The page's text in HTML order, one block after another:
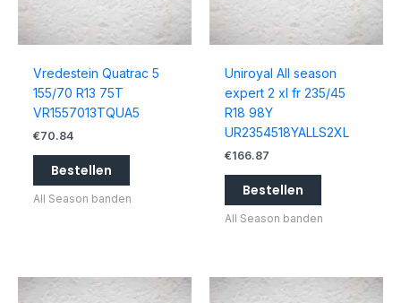
Vredestein Quatrac 5
155/70 R13 75T
VR1557013TQUA5
€70.84
Bestellen
All Season banden
Uniroyal All season
expert 2 xl fr 235/45
R18 98Y
UR2354518YALLS2XL
€166.87
Bestellen
All Season banden